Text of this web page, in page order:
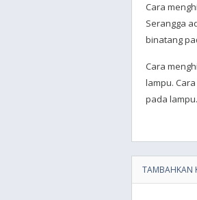
Cara
Serangga
binatang
Cara
lampu.
pada
TAMBAHKAN